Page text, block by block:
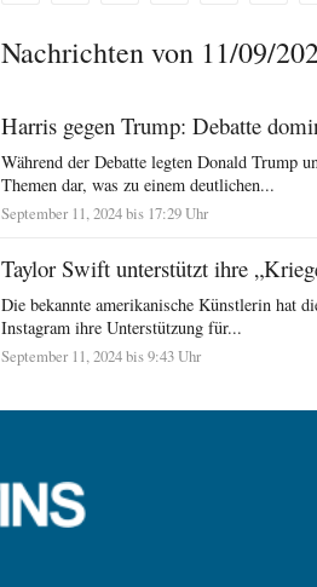
Nachrichten von 11/09/
Harris gegen Trump: Debatte
Während der Debatte legten Donald Trump
Themen dar, was zu einem deutlichen...
September 11, 2024 bis 17:29 Uhr
Taylor Swift unterstützt ihre
Die bekannte amerikanische Künstlerin hat
Instagram ihre Unterstützung für...
September 11, 2024 bis 9:43 Uhr